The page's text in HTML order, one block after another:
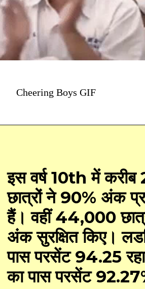
Cheering Boys GIF
इस वर्ष 10th में करीब
छात्रों ने 90% अंक
हैं। वहीं 44,000
अंक सुरक्षित किए।
पास परसेंट 94.25
का पास परसेंट